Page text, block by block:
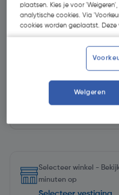
| Excl. btw €
Kies productvariant(1)
Selecteer winkel -
minuten op
plaatsen. Kies je voor
analytische cookies. Via
cookies worden geplaatst. Deze
Weigeren